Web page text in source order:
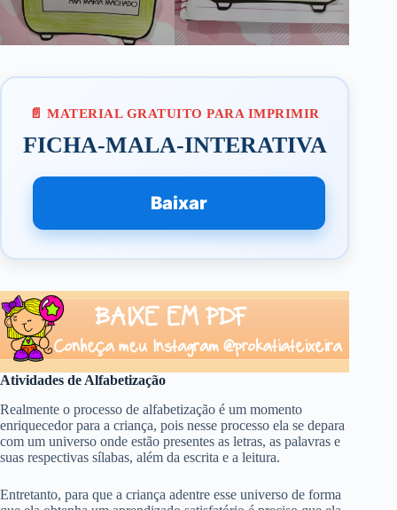
FICHA-MALA-INTERATIVA
Baixar
Atividades de Alfabetização
Realmente o processo de alfabetização é um momento
enriquecedor para a criança, pois nesse processo ela se depara
com um universo onde estão presentes as letras, as palavras e
suas respectivas sílabas, além da escrita e a leitura.
Entretanto, para que a criança adentre esse universo de forma